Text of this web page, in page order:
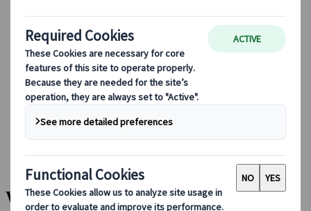
Saisonale Reisetipps
Highlights des Reiseziels
Kulturelle Einblicke
Kulinarische Erlebnisse
Entdecke Japan mit dem Zug
Häufig gestellte Fragen
Wichtige Informationen
Etikette in Japan
Autofahren in Japan
Bei uns buchen
Japan Rail Pass
Unterkunft
Online-Beratung
Wichtige Informationen